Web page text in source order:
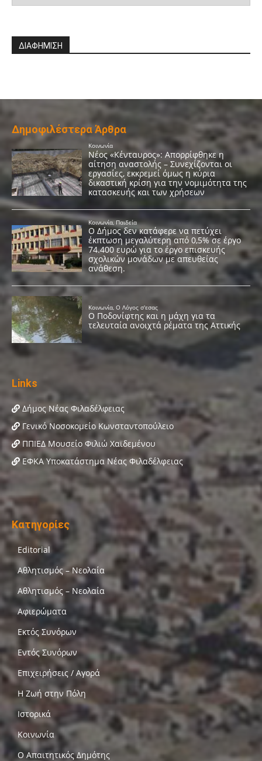
ΔΙΑΦΗΜΙΣΗ
Δημοφιλέστερα Άρθρα
Links
Δήμος Νέας Φιλαδέλφειας
Γενικό Νοσοκομείο Κωνσταντοπούλειο
ΠΠΙΕΔ Μουσείο Φιλιώ Χαϊδεμένου
ΕΦΚΑ Υποκατάστημα Νέας Φιλαδέλφειας
Κατηγορίες
Editorial
Αθλητισμός – Νεολαία
Αθλητισμός – Νεολαία
Αφιερώματα
Εκτός Συνόρων
Εντός Συνόρων
Επιχειρήσεις / Αγορά
Η Ζωή στην Πόλη
Ιστορικά
Κοινωνία
Ο Απαιτητικός Δημότης